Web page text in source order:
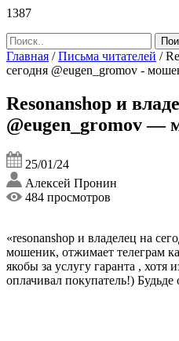
1387
Главная /Письма читателей /
сегодня @eugen_gromov -
Resonanshop и
@eugen_gromov —
25/01/24
Алексей Пронин
484 просмотров
«resonanshop и владелец на
мошеник, отжимает телеграм
якобы за услугу гаранта , хотя
оплачивал покупатель!) Будьде